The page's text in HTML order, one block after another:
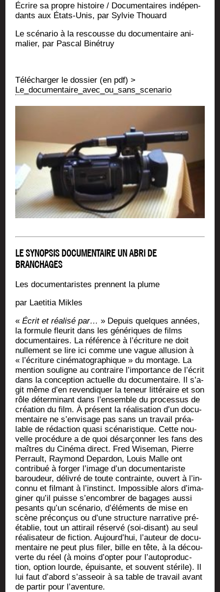
Écrire sa propre his­toire / Docu­men­taires indé­pen­
dants aux États-Unis, par Syl­vie Thouard
Le scé­na­rio à la res­cousse du docu­men­taire ani­
ma­lier, par Pas­cal Binétruy
Télé­char­ger le dos­sier (en pdf) >
Le_documentaire_avec_ou_sans_scenario
LE SYNOPSIS DOCUMENTAIRE UN ABRI DE
BRANCHAGES
Les docu­men­ta­ristes prennent la plume
par Lae­ti­tia Mikles
«Écrit et réa­li­sé par…» Depuis quelques années,
la for­mule fleu­rit dans les géné­riques de films
docu­men­taires. La réfé­rence à l’é­cri­ture ne doit
nul­le­ment se lire ici comme une vague allu­sion à
« l’é­cri­ture ciné­ma­to­gra­phique » du mon­tage. La
men­tion sou­ligne au contraire l’im­por­tance de l’é­crit
dans la concep­tion actuelle du docu­men­taire. Il s’a­
git même d’en reven­di­quer la teneur lit­té­raire et son
rôle déter­mi­nant dans l’en­semble du pro­ces­sus de
créa­tion du film. À pré­sent la réa­li­sa­tion d’un docu­
men­taire ne s’en­vi­sage pas sans un tra­vail préa­
lable de rédac­tion qua­si scé­na­ris­tique. Cette nou­
velle pro­cé­dure a de quoi désar­çon­ner les fans des
maîtres du Ciné­ma direct. Fred Wise­man, Pierre
Per­rault, Ray­mond Depar­don, Louis Malle ont
contri­bué à for­ger l’i­mage d’un docu­men­ta­riste
barou­deur, déli­vré de toute contrainte, ouvert à l’in­
con­nu et fil­mant à l’ins­tinct. Impos­sible alors d’i­ma­
gi­ner qu’il puisse s’en­com­brer de bagages aus­si
pesants qu’un scé­na­rio, d’élé­ments de mise en
scène pré­con­çus ou d’une struc­ture nar­ra­tive pré­
éta­blie, tout un atti­rail réser­vé (soi-disant) au seul
réa­li­sa­teur de fic­tion. Aujourd’­hui, l’auteur de docu­
men­taire ne peut plus filer, bille en tête, à la décou­
verte du réel (à moins d’op­ter pour l’au­to­pro­duc­
tion, option lourde, épui­sante, et sou­vent sté­rile). Il
lui faut d’a­bord s’as­seoir à sa table de tra­vail avant
de par­tir pour l’aventure.